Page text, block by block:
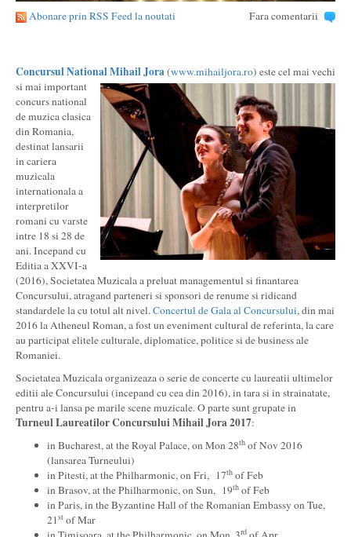
Abonare prin RSS Feed la noutati Fara comentarii
Concursul National Mihail Jora(www.mihailjora.ro) este cel mai vechi
si mai important
concurs national
de muzica clasica
din Romania,
destinat lansarii
in cariera
muzicala
internationala a
interpretilor
romani cu varste
intre 18 si 28 de
ani. Incepand cu
Editia a XXVI-a
(2016), Societatea Muzicala a preluat managementul si finantarea
Concursului, atragand parteneri si sponsori de renume si ridicand
standardele la cu totul alt nivel.Concertul de Gala al Concursului, din mai
2016 la Atheneul Roman, a fost un eveniment cultural de referinta, la care
au participat elitele culturale, diplomatice, politice si de business ale
Romaniei.
Societatea Muzicala organizeaza o serie de concerte cu laureatii ultimelor
editii ale Concursului (incepand cu cea din 2016), in tara si in strainatate,
pentru a-i lansa pe marile scene muzicale. O parte sunt grupate in
Turneul Laureatilor Concursului Mihail Jora 2017:
in Bucharest, at the Royal Palace, on Mon 28th of Nov 2016
(lansarea Turneului)
in Pitesti, at the Philharmonic, on Fri, 17th of Feb
in Brasov, at the Philharmonic, on Sun, 19th of Feb
in Paris, in the Byzantine Hall of the Romanian Embassy on Tue,
21st of Mar
rd